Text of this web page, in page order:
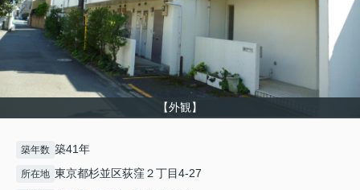
【外観】
築年数 築41年
所在地 東京都杉並区荻窪２丁目4-27